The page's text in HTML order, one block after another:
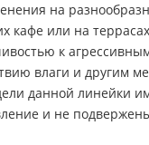
на
кафе или на
к
влаги и другим
данной линейки
и не